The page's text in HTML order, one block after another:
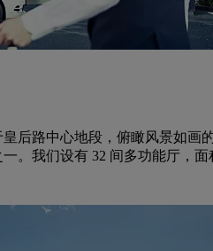
后路中心地段，俯瞰风景如画
。我们设有 32 间多功能厅，